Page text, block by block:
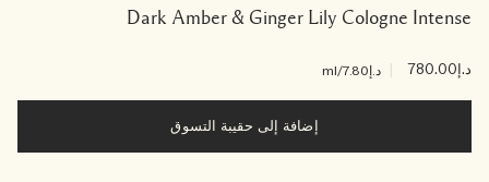
Dark Amber & Ginger Lily Cologne Intense
د.إ780.00 د.إ7.80 /ml
إضافة إلى حقيبة التسوق